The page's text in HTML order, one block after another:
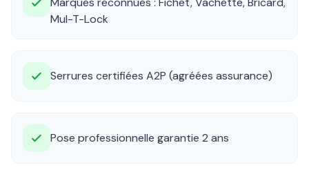
Mul-T-Lock
Serrures certifiées A2P (agréées assurance)
Pose professionnelle garantie 2 ans